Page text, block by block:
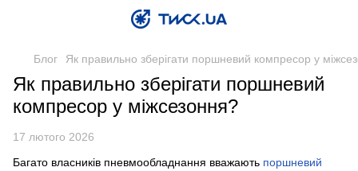
Блог Як правильно зберігати поршневий компресор у
Як правильно зберігати поршневий
компресор у міжсезоння?
17 лютого 2026
Багато власників пневмообладнання вважають поршневий